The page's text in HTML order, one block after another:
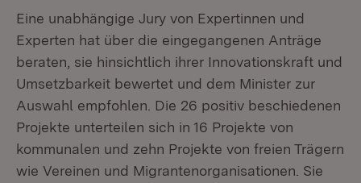
Eine unabhängige Jury von Expertinnen und
Experten hat über die eingegangenen Anträge
beraten, sie hinsichtlich ihrer Innovationskraft und
Umsetzbarkeit bewertet und dem Minister zur
Auswahl empfohlen. Die 26 positiv beschiedenen
Projekte unterteilen sich in 16 Projekte von
kommunalen und zehn Projekte von freien Trägern
wie Vereinen und Migrantenorganisationen. Sie